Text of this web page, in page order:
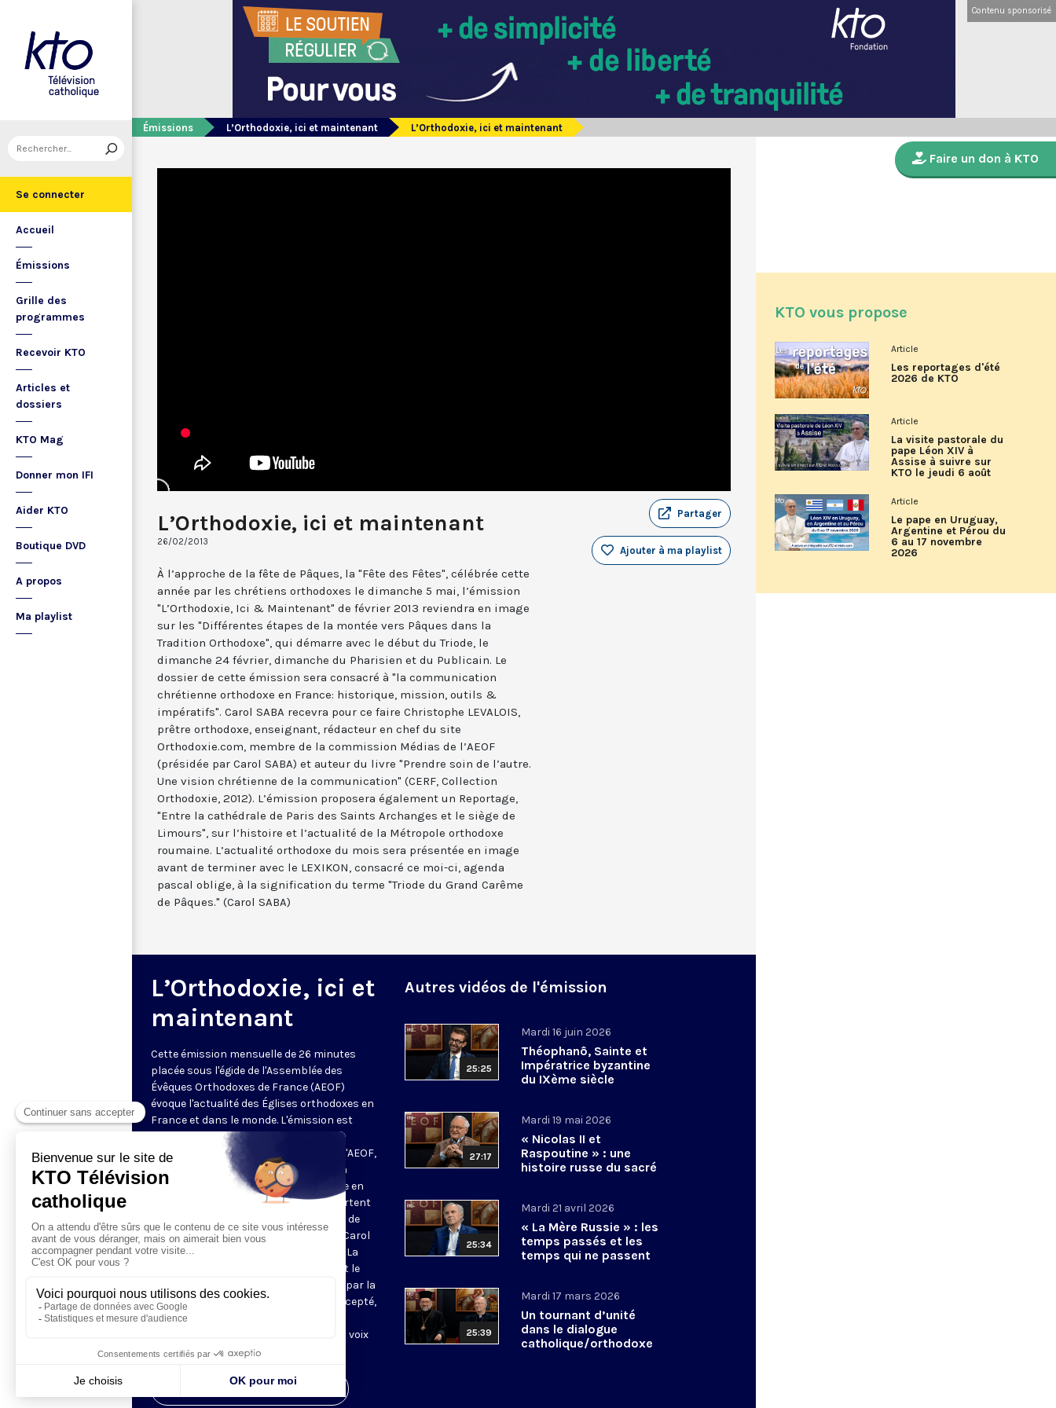
Se connecter
Accueil
Émissions
Grille des
programmes
Recevoir KTO
Articles et
dossiers
KTO Mag
Donner mon IFI
Aider KTO
Boutique DVD
A propos
Ma playlist
Contenu sponsorisé
Émissions L’Orthodoxie, ici et maintenant L’Orthodoxie, ici et maintenant
L’Orthodoxie, ici et maintenant
26/02/2013
Partager
Ajouter à ma playlist
À l’approche de la fête de Pâques, la "Fête des Fêtes", célébrée cette
année par les chrétiens orthodoxes le dimanche 5 mai, l’émission
"L’Orthodoxie, Ici & Maintenant" de février 2013 reviendra en image
sur les "Différentes étapes de la montée vers Pâques dans la
Tradition Orthodoxe", qui démarre avec le début du Triode, le
dimanche 24 février, dimanche du Pharisien et du Publicain. Le
dossier de cette émission sera consacré à "la communication
chrétienne orthodoxe en France: historique, mission, outils &
impératifs". Carol SABA recevra pour ce faire Christophe LEVALOIS,
prêtre orthodoxe, enseignant, rédacteur en chef du site
Orthodoxie.com, membre de la commission Médias de l’AEOF
(présidée par Carol SABA) et auteur du livre "Prendre soin de l’autre.
Une vision chrétienne de la communication" (CERF, Collection
Orthodoxie, 2012). L’émission proposera également un Reportage,
"Entre la cathédrale de Paris des Saints Archanges et le siège de
Limours", sur l’histoire et l’actualité de la Métropole orthodoxe
roumaine. L’actualité orthodoxe du mois sera présentée en image
avant de terminer avec le LEXIKON, consacré ce moi-ci, agenda
pascal oblige, à la signification du terme "Triode du Grand Carême
de Pâques." (Carol SABA)
L’Orthodoxie, ici et
maintenant
Cette émission mensuelle de 26 minutes
placée sous l'égide de l'Assemblée des
Évêques Orthodoxes de France (AEOF)
évoque l'actualité des Églises orthodoxes en
France et dans le monde. L'émission est
animée et présentée par Carol Saba,
responsable de la communication de l'AEOF,
qui cherche lors de chaque émission, à
s’entretenir avec un auteur et à mettre en
relief les dernières publications qui portent
sur la théologie orthodoxe et le monde de
l’orthodoxie. Pour communiquer avec Carol
SABA : Email : carol.saba@wanadoo.fr . La
musique du générique de l’émission est le
célèbre chant AGNI PARTHENE chanté par la
chef de chœur NANA PERADZE qui a accepté,
gracieusement, depuis la fondation de
l'émission, d'associer sa musique et sa voix
au lancement de l'émission.
Visiter la page de l'émission
Autres vidéos de l'émission
25:25
Mardi 16 juin 2026
Théophanô, Sainte et
Impératrice byzantine
du IXème siècle
27:17
Mardi 19 mai 2026
« Nicolas II et
Raspoutine » : une
histoire russe du sacré
?
25:34
Mardi 21 avril 2026
« La Mère Russie » : les
temps passés et les
temps qui ne passent
25:39
Mardi 17 mars 2026
Un tournant d’unité
dans le dialogue
catholique/orthodoxe
Faire un don à KTO
KTO vous propose
Article
Les reportages d'été
2026 de KTO
Article
La visite pastorale du
pape Léon XIV à
Assise à suivre sur
KTO le jeudi 6 août
Article
Le pape en Uruguay,
Argentine et Pérou du
6 au 17 novembre
2026